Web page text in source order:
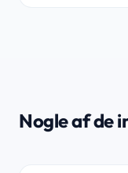
Nogle af de